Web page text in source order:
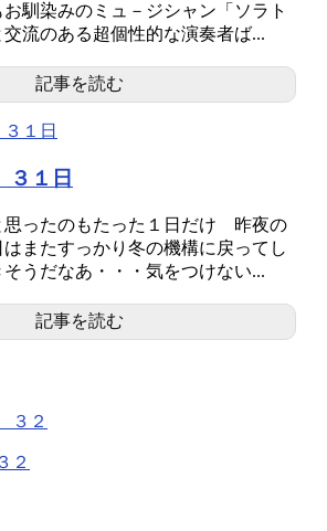
馴染みのミュ－ジシャン「ソラト
流のある超個性的な演奏者ば...
記事を読む
１日
ったのもたった１日だけ 昨夜の
またすっかり冬の機構に戻ってし
うだなあ・・・気をつけない...
記事を読む
２